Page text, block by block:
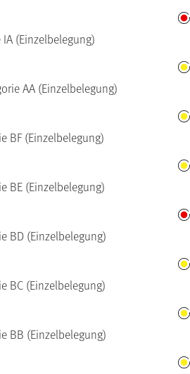
(Einzelbelegung)
AA (Einzelbelegung)
BF (Einzelbelegung)
BE (Einzelbelegung)
BD (Einzelbelegung)
BC (Einzelbelegung)
BB (Einzelbelegung)